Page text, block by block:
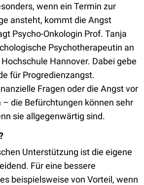
wenn ein Termin zur
ansteht, kommt die Angst
Psycho-Onkologin Prof. Tanja
Psychotherapeutin an
Hannover. Dabei gebe
für Progredienzangst.
Fragen oder die Angst vor
die Befürchtungen können sehr
sie allgegenwärtig sind.
Unterstützung ist die eigene
Für eine bessere
beispielsweise von Vorteil, wenn